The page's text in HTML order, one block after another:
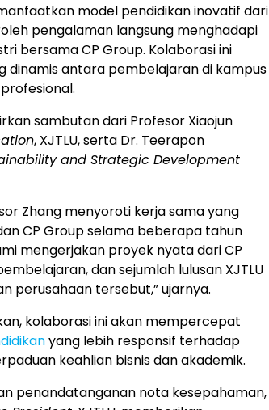
model pendidikan inovatif dari
pengalaman langsung menghadapi
bersama CP Group. Kolaborasi ini
dinamis antara pembelajaran di kampus
sambutan dari Profesor Xiaojun
, XJTLU, serta Dr. Teerapon
and Strategic Development
Zhang menyoroti kerja sama yang
CP Group selama beberapa tahun
mengerjakan proyek nyata dari CP
dan sejumlah lulusan XJTLU
perusahaan tersebut,” ujarnya.
kolaborasi ini akan mempercepat
yang lebih responsif terhadap
keahlian bisnis dan akademik.
penandatanganan nota kesepahaman,